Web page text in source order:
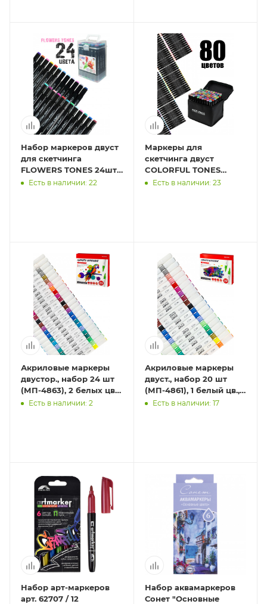
Набор маркеров двуст
для скетчинга
FLOWERS TONES 24шт.
(МП-7943) скош/пулев
Есть в наличии: 22
Маркеры для
скетчинга двуст
COLORFUL TONES
80шт. (МП-4051) скош/
Есть в наличии: 23
Акриловые маркеры
двустор., набор 24 шт
(МП-4863), 2 белых цв.,
7 металлик цв., в к/к
Есть в наличии: 2
Акриловые маркеры
двуст., набор 20 шт
(МП-4861), 1 белый цв.,
5 металлик цв., в к/к
Есть в наличии: 17
Набор арт-маркеров
арт. 62707 / 12
Набор аквамаркеров
Сонет "Основные